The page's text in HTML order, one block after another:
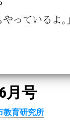
月号
教育研究所